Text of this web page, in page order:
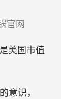
官网
美国市值
意识，